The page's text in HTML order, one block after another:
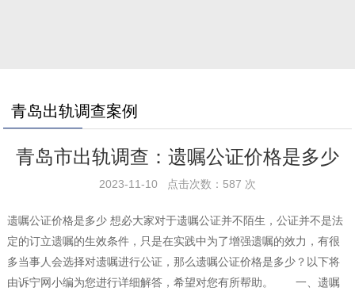
青岛出轨调查案例
青岛市出轨调查：遗嘱公证价格是多少
2023-11-10 点击次数：587 次
遗嘱公证价格是多少 想必大家对于遗嘱公证并不陌生，公证并不是法
定的订立遗嘱的生效条件，只是在实践中为了增强遗嘱的效力，有很
多当事人会选择对遗嘱进行公证，那么遗嘱公证价格是多少？以下将
由诉宁网小编为您进行详细解答，希望对您有所帮助。 一、遗嘱